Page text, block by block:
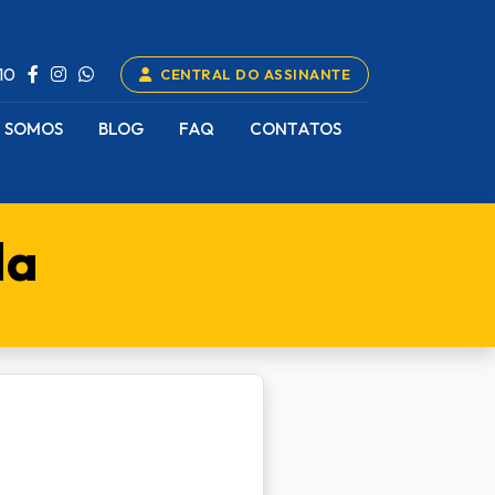
CENTRAL DO ASSINANTE
BLOG FAQ CONTATOS